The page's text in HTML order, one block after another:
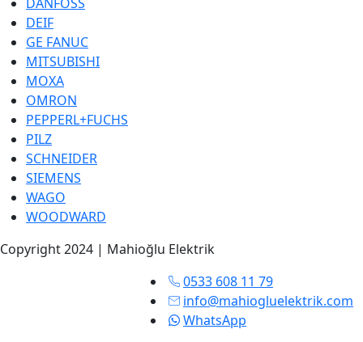
DEIF
GE FANUC
MITSUBISHI
MOXA
OMRON
PEPPERL+FUCHS
PILZ
SCHNEIDER
SIEMENS
WAGO
WOODWARD
Copyright 2024 | Mahioğlu Elektrik
0533 608 11 79
info@mahiogluelektrik.com
WhatsApp